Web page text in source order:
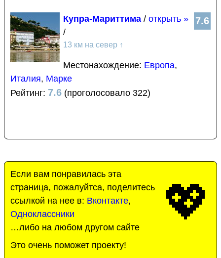
7.6
Купра-Мариттима / открыть »
/
13 км на север ↑
Местонахождение: Европа,
Италия, Марке
Рейтинг: 7.6 (проголосовало 322)
💖
Если вам понравилась эта
страница, пожалуйтса, поделитесь
ссылкой на нее в: Вконтакте,
Одноклассники
…либо на любом другом сайте
Это очень поможет проекту!